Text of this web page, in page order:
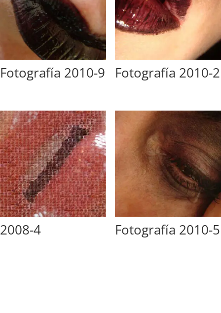
Fotografía 2010-9 Fotografía 2010-2
2008-4 Fotografía 2010-5